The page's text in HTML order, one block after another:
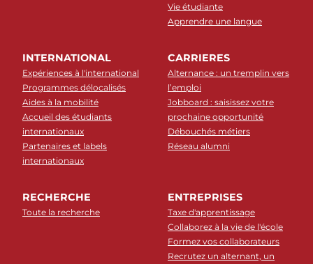
Vie étudiante
Apprendre une langue
INTERNATIONAL
Expériences à l'international
Programmes délocalisés
Aides à la mobilité
Accueil des étudiants
internationaux
Partenaires et labels
internationaux
CARRIERES
Alternance : un tremplin vers
l’emploi
Jobboard : saisissez votre
prochaine opportunité
Débouchés métiers
Réseau alumni
RECHERCHE
Toute la recherche
ENTREPRISES
Taxe d'apprentissage
Collaborez à la vie de l'école
Formez vos collaborateurs
Recrutez un alternant, un